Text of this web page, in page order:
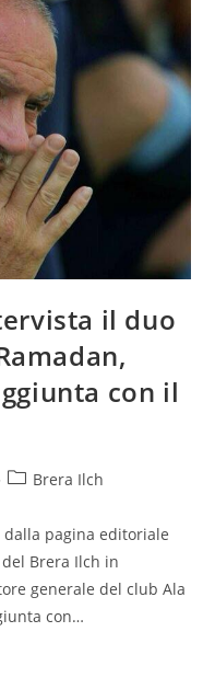
il duo
con il
Brera Ilch
pagina editoriale
Brera Ilch in
generale del club Ala
con…